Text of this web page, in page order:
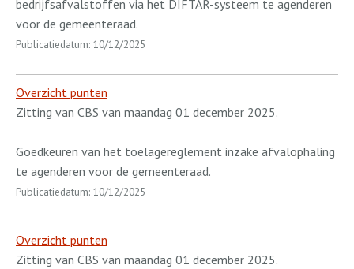
bedrijfsafvalstoffen via het DIFTAR-systeem te agenderen
voor de gemeenteraad.
Publicatiedatum: 10/12/2025
Overzicht punten
Zitting van CBS van maandag 01 december 2025.
Goedkeuren van het toelagereglement inzake afvalophaling
te agenderen voor de gemeenteraad.
Publicatiedatum: 10/12/2025
Overzicht punten
Zitting van CBS van maandag 01 december 2025.